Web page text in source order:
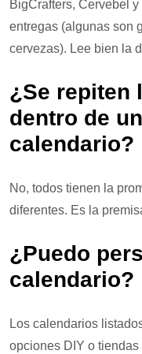
BigCrafters, Cervebel
entregas (algunas son
cervezas). Lee bien la
¿Se repiten
dentro de
calendario?
No, todos tienen la
diferentes. Es la
¿Puedo
calendario?
Los calendarios
opciones DIY o